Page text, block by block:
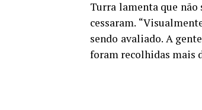
Turra lamenta que
cessaram.
sendo avaliado. A
foram recolhidas mais